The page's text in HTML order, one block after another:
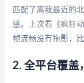
匹配了离我最近的
感。上次看《疯狂
帧流畅没有拖影，
2. 全平台覆盖